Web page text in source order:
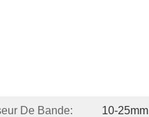
De Bande: 10-25mm